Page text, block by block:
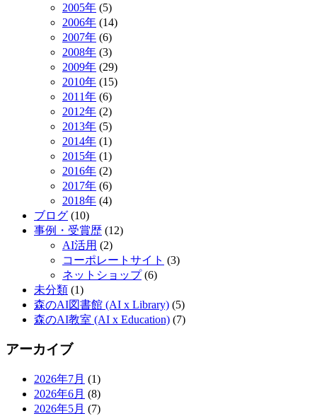
2005年 (5)
2006年 (14)
2007年 (6)
2008年 (3)
2009年 (29)
2010年 (15)
2011年 (6)
2012年 (2)
2013年 (5)
2014年 (1)
2015年 (1)
2016年 (2)
2017年 (6)
2018年 (4)
ブログ (10)
事例・受賞歴 (12)
AI活用 (2)
コーポレートサイト (3)
ネットショップ(6)
未分類 (1)
森のAI図書館 (AI x Library) (5)
森のAI教室 (AI x Education) (7)
アーカイブ
2026年7月 (1)
2026年6月 (8)
2026年5月 (7)